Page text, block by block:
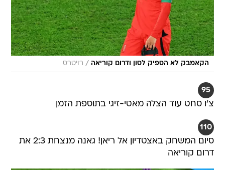
הקאמבק לא הספיק לסון ודרום קוריאה / רויטרס
95
צ'ו סחט עוד הצלה מאטי-זיגי בתוספת הזמן
110
סיום המשחק באצטדיון אל ריאן! גאנה מנצחת 2:3 את
דרום קוריאה